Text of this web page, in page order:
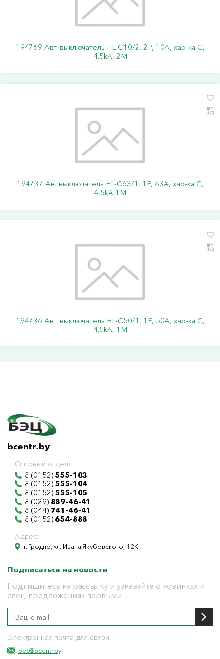
194769 Авт. выключатель HL-C10/2, 2P, 10A, хар-ка C,
4.5kA, 2M
194737 Авт.выключатель HL-C63/1, 1Р, 63А, хар-ка С,
4,5kA,1M
194736 Авт. выключатель HL-C50/1, 1P, 50A, хар-ка C,
4.5kA, 1M
bcentr.by
Оптовый отдел:
8 (0152) 555-103
8 (0152) 555-104
8 (0152) 555-105
8 (029) 889-46-41
8 (044) 741-46-41
8 (0152) 654-888
Адрес:
г. Гродно, ул. Ивана Якубовского, 12К
Подписаться на новости
Подпишитесь на рассылку и узнавайте о новинках и
спец. предложениях первыми
Электронная почта для связи:
bec@bcentr.by